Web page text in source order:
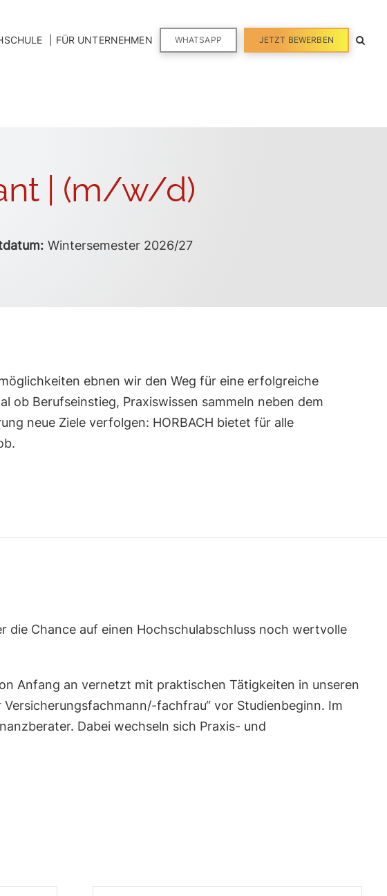
FÜR UNTERNEHMEN WHATSAPP JETZT BEWERBEN
| (m/w/d)
Wintersemester 2026/27
ebnen wir den Weg für eine erfolgreiche
ob Berufseinstieg, Praxiswissen sammeln neben dem
neue Ziele verfolgen: HORBACH bietet für alle
die Chance auf einen Hochschulabschluss noch wertvolle
Anfang an vernetzt mit praktischen Tätigkeiten in unseren
fachfrau“ vor Studienbeginn. Im
Dabei wechseln sich Praxis- und